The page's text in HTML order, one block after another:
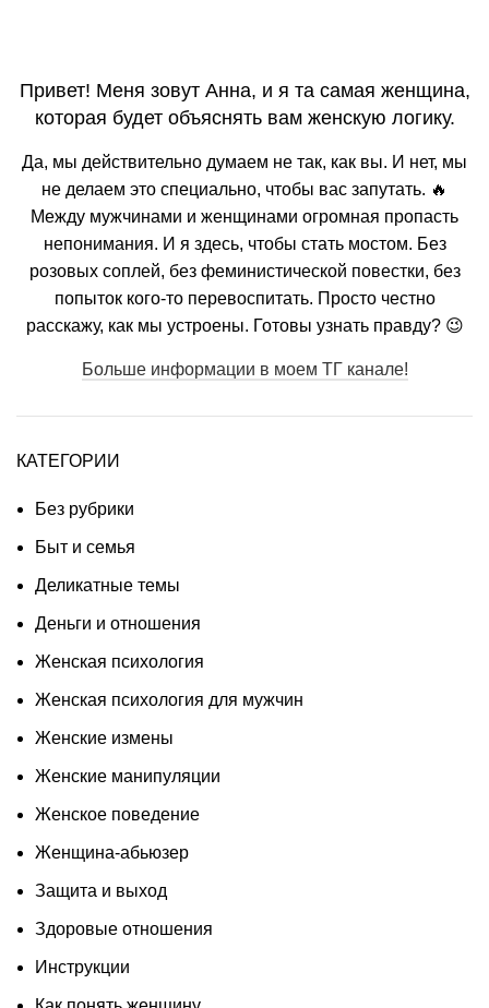
Привет! Меня зовут Анна, и я та самая женщина,
которая будет объяснять вам женскую логику.
Да, мы действительно думаем не так, как вы. И нет, мы
не делаем это специально, чтобы вас запутать. 🔥
Между мужчинами и женщинами огромная пропасть
непонимания. И я здесь, чтобы стать мостом. Без
розовых соплей, без феминистической повестки, без
попыток кого-то перевоспитать. Просто честно
расскажу, как мы устроены. Готовы узнать правду? 😉
Больше информации в моем ТГ канале!
КАТЕГОРИИ
Без рубрики
Быт и семья
Деликатные темы
Деньги и отношения
Женская психология
Женская психология для мужчин
Женские измены
Женские манипуляции
Женское поведение
Женщина-абьюзер
Защита и выход
Здоровые отношения
Инструкции